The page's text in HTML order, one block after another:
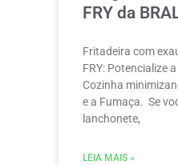
FRY da
Fritadeira com
FRY: Potencialize
Cozinha
e a Fumaça. Se
lanchonete,
LEIA MAIS »